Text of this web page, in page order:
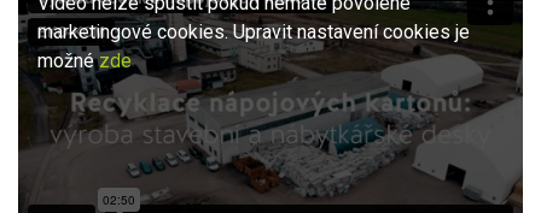
marketingové cookies. Upravit nastavení cookies je
možnézde